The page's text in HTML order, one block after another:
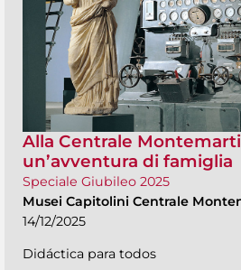
Alla Centrale
un’avventura di famiglia
Speciale Giubileo 2025
Musei Capitolini Centrale
14/12/2025
Didáctica para todos